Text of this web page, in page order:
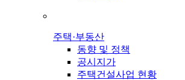
주택·부동산
동향 및 정책
공시지가
주택건설사업 현황